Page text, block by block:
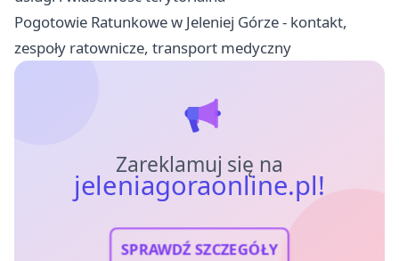
Pogotowie Ratunkowe w Jeleniej Górze - kontakt,
zespoły ratownicze, transport medyczny
Zareklamuj się na
jeleniagoraonline.pl!
SPRAWDŹ SZCZEGÓŁY